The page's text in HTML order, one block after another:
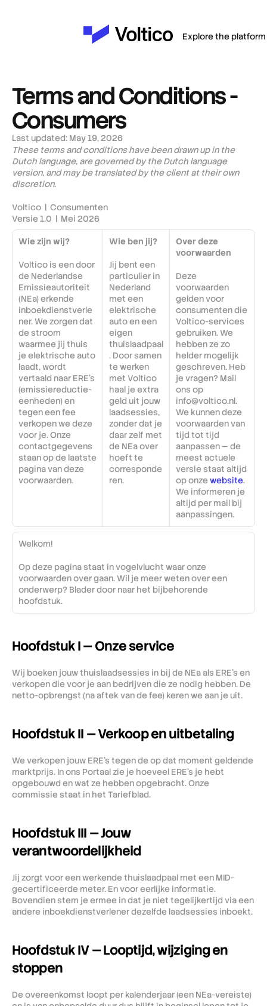
Terms and Conditions -
Consumers
Last updated: May 19, 2026
These terms and conditions have been drawn up in the
Dutch language, are governed by the Dutch language
version, and may be translated by the client at their own
discretion.
Voltico  |  Consumenten
Versie 1.0  |  Mei 2026
Wie zijn wij?
Voltico is een door
de Nederlandse
Emissieautoriteit
(NEa) erkende
inboekdienstverle
ner. We zorgen dat
de stroom
waarmee jij thuis
je elektrische auto
laadt, wordt
vertaald naar ERE's
(emissiereductie-
eenheden) en
tegen een fee
verkopen we deze
voor je. Onze
contactgegevens
staan op de laatste
pagina van deze
voorwaarden.
Wie ben jij?
Jij bent een
particulier in
Nederland
met een
elektrische
auto en een
eigen
thuislaadpaal
. Door samen
te werken
met Voltico
haal je extra
geld uit jouw
laadsessies,
zonder dat je
daar zelf met
de NEa over
hoeft te
corresponde
ren.
Over deze
voorwaarden
Deze
voorwaarden
gelden voor
consumenten die
Voltico-services
gebruiken. We
hebben ze zo
helder mogelijk
geschreven. Heb
je vragen? Mail
ons op
info@voltico.nl.
We kunnen deze
voorwaarden van
tijd tot tijd
aanpassen — de
meest actuele
versie staat altijd
op onze website.
We informeren je
altijd per mail bij
aanpassingen.
Welkom!
Op deze pagina staat in vogelvlucht waar onze
voorwaarden over gaan. Wil je meer weten over een
onderwerp? Blader door naar het bijbehorende
hoofdstuk.
Hoofdstuk I — Onze service
Wij boeken jouw thuislaadsessies in bij de NEa als ERE's en
verkopen die voor je aan bedrijven die ze nodig hebben. De
netto-opbrengst (na aftek van de fee) keren we aan je uit.
Hoofdstuk II — Verkoop en uitbetaling
We verkopen jouw ERE's tegen de op dat moment geldende
marktprijs. In ons Portaal zie je hoeveel ERE's je hebt
opgebouwd en wat ze hebben opgebracht. Onze
commissie staat in het Tariefblad.
Hoofdstuk III — Jouw
verantwoordelijkheid
Jij zorgt voor een werkende thuislaadpaal met een MID-
gecertificeerde meter. En voor eerlijke informatie.
Bovendien stem je ermee in dat je niet tegelijkertijd via een
andere inboekdienstverlener dezelfde laadsessies inboekt.
Hoofdstuk IV — Looptijd, wijziging en
stoppen
De overeenkomst loopt per kalenderjaar (een NEa-vereiste)
Explore the platform